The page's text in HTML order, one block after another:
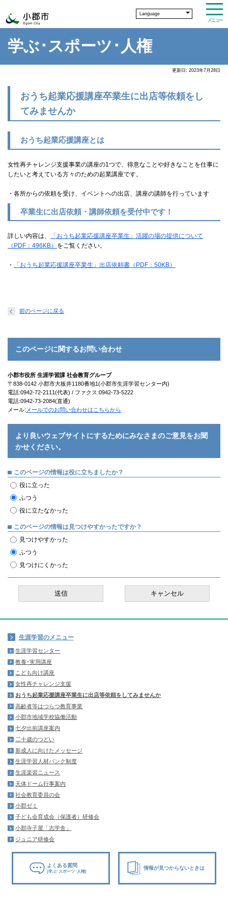
Language
メニュー
学ぶ･スポーツ･人権
更新日: 2023年7月28日
おうち起業応援講座卒業生に出店等依頼をし
てみませんか
おうち起業応援講座とは
女性再チャレンジ支援事業の講座の1つで、得意なことや好きなことを仕事に
したいと考えている方々のための起業講座です。
・各所からの依頼を受け、イベントへの出店、講座の講師を行っています
卒業生に出店依頼・講師依頼を受付中です！
詳しい内容は、
「おうち起業応援講座卒業生」活躍の場の提供について
（PDF：496KB） をご覧ください。
・ 「おうち起業応援講座卒業生」出店依頼書（PDF：50KB）
前のページに戻る
このページに関するお問い合わせ
小郡市役所 生涯学習課 社会教育グループ
〒838-0142 小郡市大板井1180番地1(小郡市生涯学習センター内)
電話:0942-72-2111(代表) / ファクス:0942-73-5222
電話:0942-73-2084(直通)
メール: メールでのお問い合わせはこちらから
より良いウェブサイトにするためにみなさまのご意見をお聞
かせください。
このページの情報は役に立ちましたか？
役に立った
ふつう
役に立たなかった
このページの情報は見つけやすかったですか？
見つけやすかった
ふつう
見つけにくかった
生涯学習のメニュー
生涯学習センター
教養･実用講座
こども向け講座
女性再チャレンジ支援
おうち起業応援講座卒業生に出店等依頼をしてみませんか
高齢者等はつらつ教育事業
小郡市地域学校協働活動
七夕出前講座案内
二十歳のつどい
新成人に向けたメッセージ
生涯学習人材バンク制度
生涯楽習ニュース
天体ドーム行事案内
社会教育委員の会
小郡ゼミ
子ども会育成会（保護者）研修会
小郡寺子屋「志学舎」
ジュニア研修会
よくある質問
(学ぶ･スポーツ･人権)
情報が見つからないときは